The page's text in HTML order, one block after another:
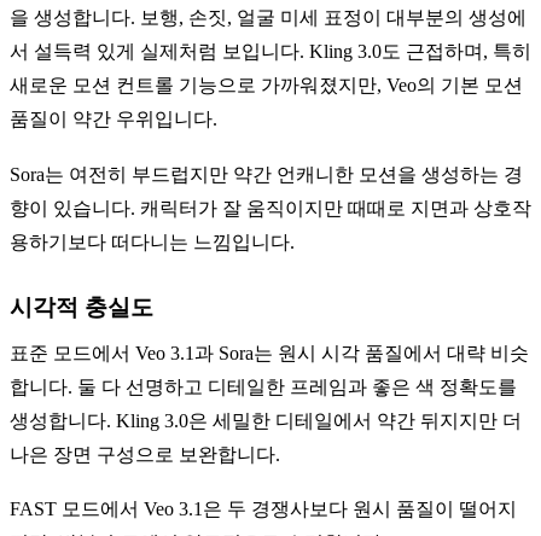
을 생성합니다. 보행, 손짓, 얼굴 미세 표정이 대부분의 생성에
서 설득력 있게 실제처럼 보입니다. Kling 3.0도 근접하며, 특히
새로운 모션 컨트롤 기능으로 가까워졌지만, Veo의 기본 모션
품질이 약간 우위입니다.
Sora는 여전히 부드럽지만 약간 언캐니한 모션을 생성하는 경
향이 있습니다. 캐릭터가 잘 움직이지만 때때로 지면과 상호작
용하기보다 떠다니는 느낌입니다.
시각적 충실도
표준 모드에서 Veo 3.1과 Sora는 원시 시각 품질에서 대략 비슷
합니다. 둘 다 선명하고 디테일한 프레임과 좋은 색 정확도를
생성합니다. Kling 3.0은 세밀한 디테일에서 약간 뒤지지만 더
나은 장면 구성으로 보완합니다.
FAST 모드에서 Veo 3.1은 두 경쟁사보다 원시 품질이 떨어지